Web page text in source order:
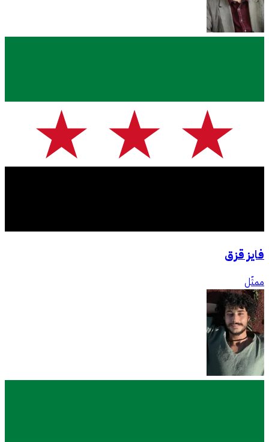
فايز قزق
ممثّل